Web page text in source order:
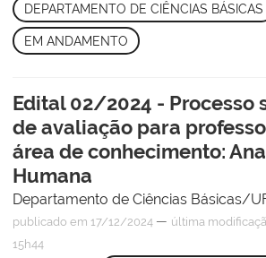
DEPARTAMENTO DE CIÊNCIAS BÁSICAS
EM ANDAMENTO
Edital 02/2024 - Processo
de avaliação para
área de conhecimento:
Humana
Departamento de Ciências Básicas/
publicado em 17/12/2024 — última
15h44